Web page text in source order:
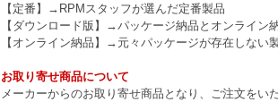
【定番】→RPMスタッフが選んだ定番製品
【ダウンロード版】→パッケージ納品とオンライン
【オンライン納品】→元々パッケージが存在しない
お取り寄せ商品について
メーカーからのお取り寄せ商品となり、ご注文をい